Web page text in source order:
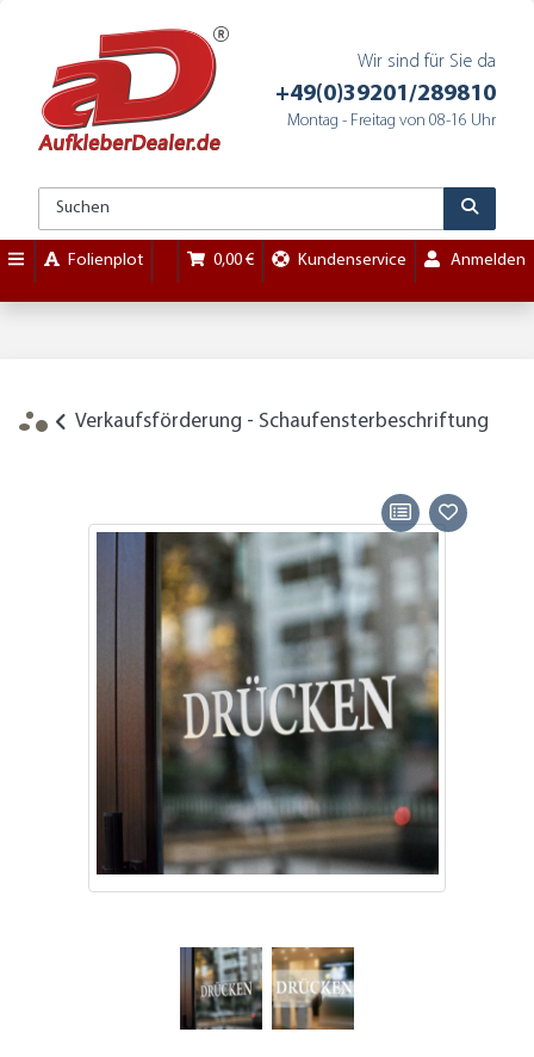
Wir sind für Sie da
+49(0)39201/289810
Montag - Freitag von 08-16 Uhr
Folienplot 0,00 € Kundenservice Anmelden
Verkaufsförderung - Schaufensterbeschriftung